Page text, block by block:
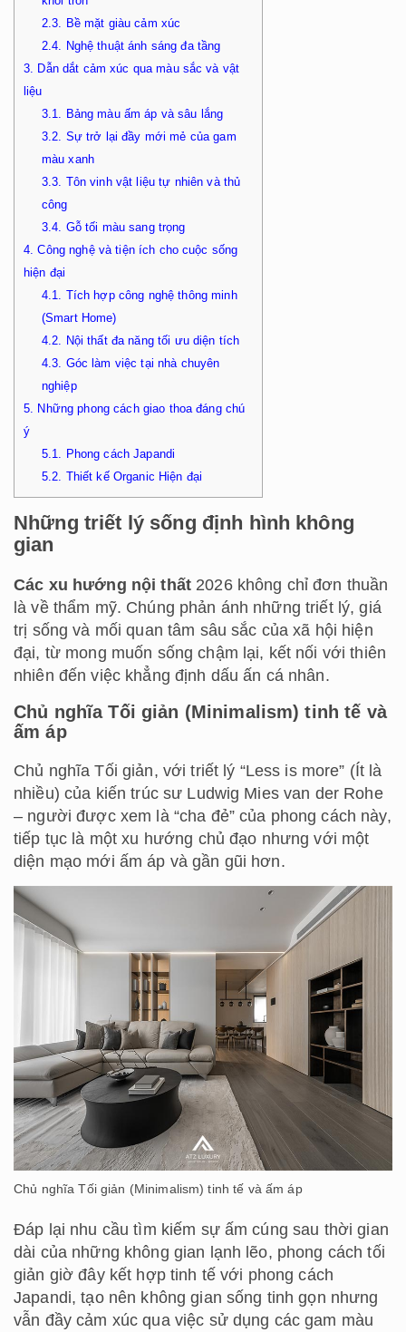
2.3. Bề mặt giàu cảm xúc
2.4. Nghệ thuật ánh sáng đa tầng
3. Dẫn dắt cảm xúc qua màu sắc và vật
liệu
3.1. Bảng màu ấm áp và sâu lắng
3.2. Sự trở lại đầy mới mẻ của gam
màu xanh
3.3. Tôn vinh vật liệu tự nhiên và thủ
công
3.4. Gỗ tối màu sang trọng
4. Công nghệ và tiện ích cho cuộc sống
hiện đại
4.1. Tích hợp công nghệ thông minh
(Smart Home)
4.2. Nội thất đa năng tối ưu diện tích
4.3. Góc làm việc tại nhà chuyên
nghiệp
5. Những phong cách giao thoa đáng chú
ý
5.1. Phong cách Japandi
5.2. Thiết kế Organic Hiện đại
Những triết lý sống định hình không
gian
Các xu hướng nội thất2026 không chỉ đơn thuần
là về thẩm mỹ. Chúng phản ánh những triết lý, giá
trị sống và mối quan tâm sâu sắc của xã hội hiện
đại, từ mong muốn sống chậm lại, kết nối với thiên
nhiên đến việc khẳng định dấu ấn cá nhân.
Chủ nghĩa Tối giản (Minimalism) tinh tế và
ấm áp
Chủ nghĩa Tối giản, với triết lý “Less is more” (Ít là
nhiều) của kiến trúc sư Ludwig Mies van der Rohe
– người được xem là “cha đẻ” của phong cách này,
tiếp tục là một xu hướng chủ đạo nhưng với một
diện mạo mới ấm áp và gần gũi hơn.
Chủ nghĩa Tối giản (Minimalism) tinh tế và ấm áp
Đáp lại nhu cầu tìm kiếm sự ấm cúng sau thời gian
dài của những không gian lạnh lẽo, phong cách tối
giản giờ đây kết hợp tinh tế với phong cách
Japandi, tạo nên không gian sống tinh gọn nhưng
vẫn đầy cảm xúc qua việc sử dụng các gam màu